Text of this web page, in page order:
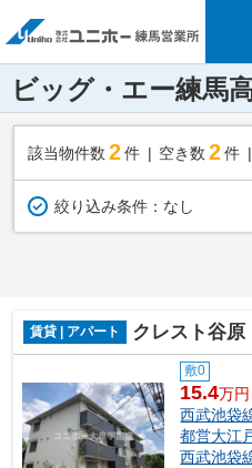
ビッグ・エー練馬
該当物件数 2件 空き数 2 件
絞り込み条件： なし
賃貸 | アパート クレスト谷原
敷0
15.4万円
西武池袋
都営大江
西武池袋